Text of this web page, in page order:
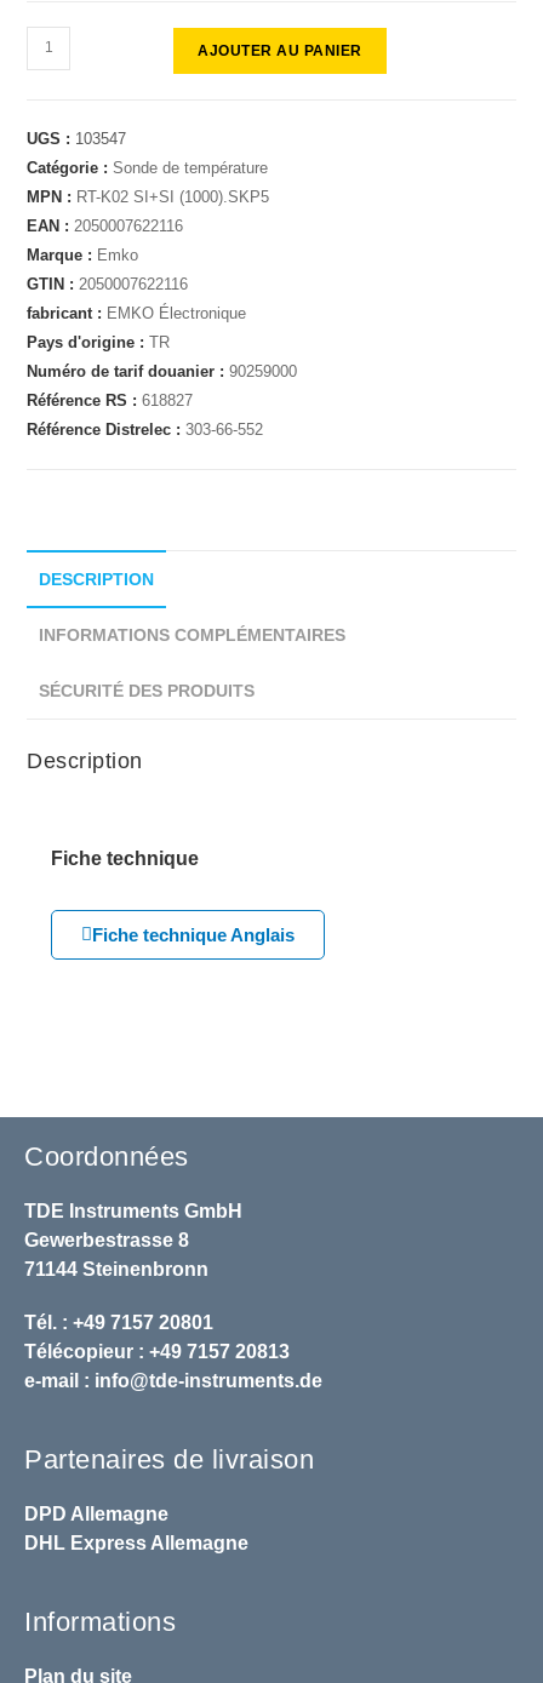
AJOUTER AU PANIER
UGS : 103547
Catégorie :Sonde de température
MPN : RT-K02 SI+SI (1000).SKP5
EAN : 2050007622116
Marque : Emko
GTIN : 2050007622116
fabricant : EMKO Électronique
Pays d'origine :TR
Numéro de tarif douanier :90259000
Référence RS :618827
Référence Distrelec :303-66-552
DESCRIPTION
INFORMATIONS COMPLÉMENTAIRES
SÉCURITÉ DES PRODUITS
Description
Fiche technique
Fiche technique Anglais
Coordonnées
TDE Instruments GmbH
Gewerbestrasse 8
71144 Steinenbronn
Tél. : +49 7157 20801
Télécopieur : +49 7157 20813
e-mail : info@tde-instruments.de
Partenaires de livraison
DPD Allemagne
DHL Express Allemagne
Informations
Plan du site